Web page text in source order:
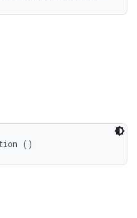
()